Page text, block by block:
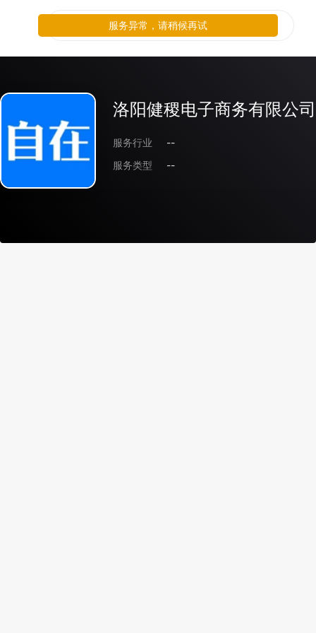
洛阳健稷电子商务有限公司
服务行业
--
服务类型
--
服务异常，请稍候再试